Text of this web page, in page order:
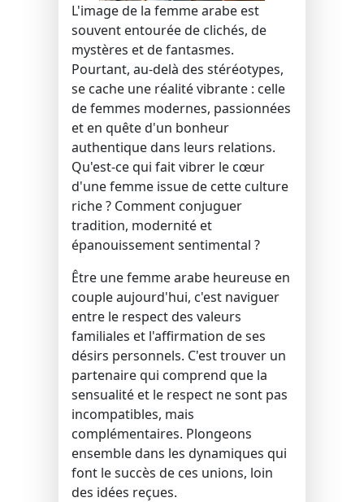
L'image de la femme arabe est
souvent entourée de clichés, de
mystères et de fantasmes.
Pourtant, au-delà des stéréotypes,
se cache une réalité vibrante : celle
de femmes modernes, passionnées
et en quête d'un bonheur
authentique dans leurs relations.
Qu'est-ce qui fait vibrer le cœur
d'une femme issue de cette culture
riche ? Comment conjuguer
tradition, modernité et
épanouissement sentimental ?
Être une femme arabe heureuse en
couple aujourd'hui, c'est naviguer
entre le respect des valeurs
familiales et l'affirmation de ses
désirs personnels. C'est trouver un
partenaire qui comprend que la
sensualité et le respect ne sont pas
incompatibles, mais
complémentaires. Plongeons
ensemble dans les dynamiques qui
font le succès de ces unions, loin
des idées reçues.